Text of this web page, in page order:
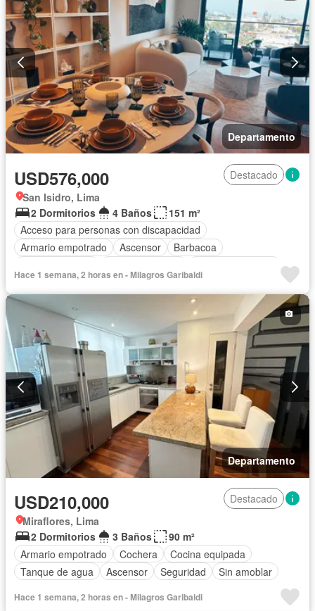
Departamento
USD576,000
Destacado
San Isidro, Lima
2 Dormitorios
4 Baños
151 m²
Acceso para personas con discapacidad
Armario empotrado
Ascensor
Barbacoa
Cochera
Gas natural Gimnasio Patio
Vigilante
Vista panorámica
Sin amoblar
Hace 1 semana, 2 horas en - Milagros Garibaldi
Departamento
USD210,000
Destacado
Miraflores, Lima
2 Dormitorios
3 Baños
90 m²
Armario empotrado
Cochera
Cocina equipada
Tanque de agua
Ascensor Seguridad Sin amoblar
Hace 1 semana, 2 horas en - Milagros Garibaldi